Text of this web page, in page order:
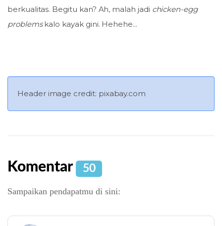
berkualitas. Begitu kan? Ah, malah jadi chicken-egg
problems kalo kayak gini. Hehehe...
Header image credit: pixabay.com
Komentar 50
Sampaikan pendapatmu di sini: